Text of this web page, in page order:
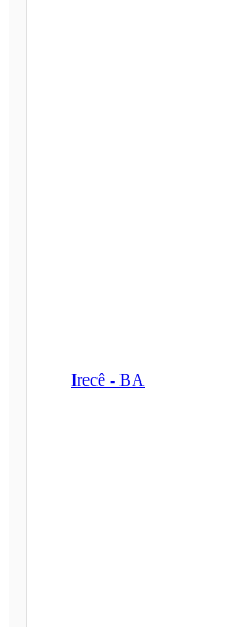
Irecê - BA